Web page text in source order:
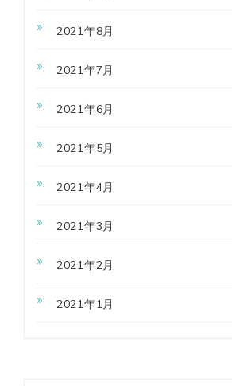
2021年8月
2021年7月
2021年6月
2021年5月
2021年4月
2021年3月
2021年2月
2021年1月